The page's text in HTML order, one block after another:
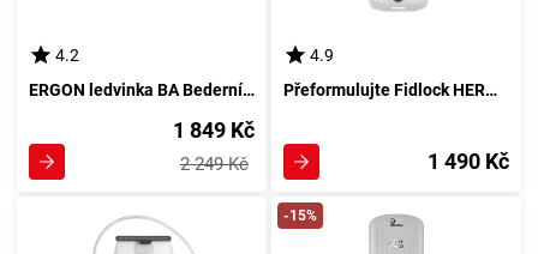
4.2
ERGON ledvinka BA Bederní taška
1 849 Kč
2 249 Kč
4.9
Přeformulujte Fidlock HERMETIC HYDROVAK 1,5L. Pokud název produktu obsahuje velikosti, odstraňte je všechny. Pokud ne, použijte původní Fidlock HERMETIC HYDROVAK 1,5L
1 490 Kč
-15%